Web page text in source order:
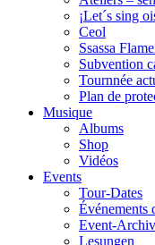
¡Let´s sing
Ceol
Ssassa
Subvention
Tournnée
Plan de
Musique
Albums
Shop
Vidéos
Events
Tour-Dates
Événements
Event-Archiv
Lesungen